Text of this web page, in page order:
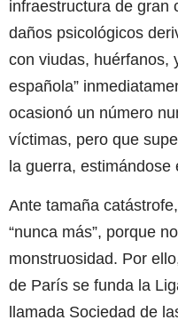
infraestructura de gran
daños psicológicos
con viudas, huérfanos,
española”
ocasionó un número
víctimas, pero que
la guerra, estimándose
Ante tamaña
“nunca más”, porque
monstruosidad. Por
de París se funda la
llamada Sociedad de